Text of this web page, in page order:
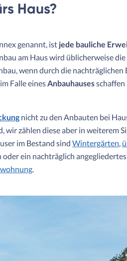
Haus?
genannt, ist jede bauliche
am Haus wird üblicherweise die
wenn durch die
Falle einesAnbauhausesschaffen
nicht zu den Anbauten bei
wir zählen diese aber in weiterem
im Bestand sind Wintergärten,
oder ein nachträglich angegliedertes
.